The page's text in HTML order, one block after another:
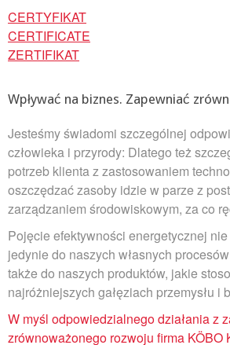
CERTYFIKAT
CERTIFICATE
ZERTIFIKAT
Wpływać na biznes. Zapewniać
Jesteśmy świadomi szczególnej
człowieka i przyrody: Dlatego też
potrzeb klienta z zastosowaniem
oszczędzać zasoby idzie w parze z
zarządzaniem środowiskowym, za co
Pojęcie efektywności energetycznej
jedynie do naszych własnych
także do naszych produktów, jakie
najróżniejszych gałęziach przemysłu i
W myśl odpowiedzialnego działania z
zrównoważonego rozwoju firma KÖBO